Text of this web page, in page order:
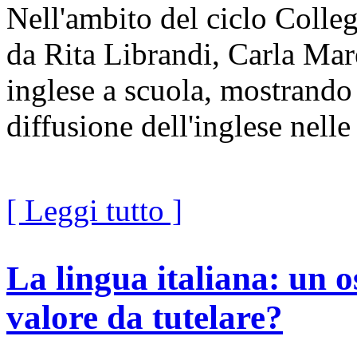
Nell'ambito del ciclo
da Rita Librandi, Carla
inglese a scuola,
diffusione dell'inglese
[ Leggi tutto ]
La lingua italiana: un
valore da tutelare?